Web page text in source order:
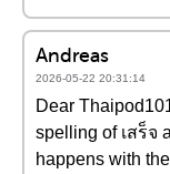
Andreas
2026-05-22 20:31:14
Dear
spelling of เสร็จ
happens with